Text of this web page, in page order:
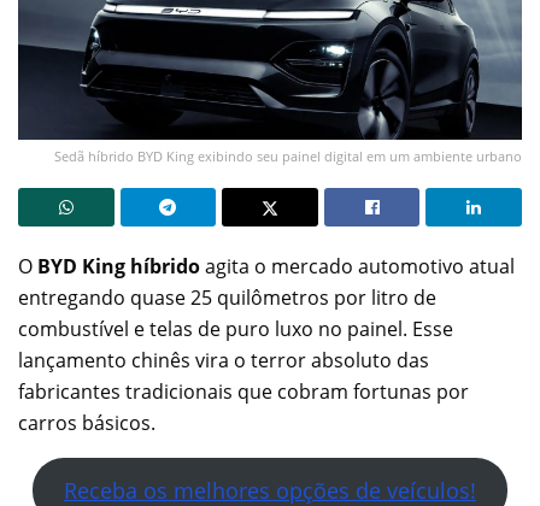
Sedã híbrido BYD King exibindo seu painel digital em um ambiente urbano
O BYD King híbridoagita o mercado automotivo atual
entregando quase 25 quilômetros por litro de
combustível e telas de puro luxo no painel. Esse
lançamento chinês vira o terror absoluto das
fabricantes tradicionais que cobram fortunas por
carros básicos.
Receba os melhores opções de veículos!